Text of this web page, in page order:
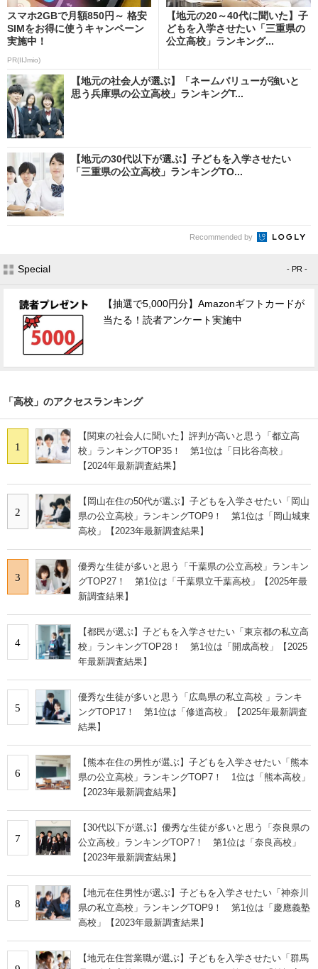
スマホ2GBで月額850円～ 格安
SIMをお得に使うキャンペーン
実施中！
PR(IIJmio)
【地元の20～40代に聞いた】子
どもを入学させたい「三重県の
公立高校」ランキング...
【地元の社会人が選ぶ】「ネームバリューが強いと
思う兵庫県の公立高校」ランキングT...
【地元の30代以下が選ぶ】子どもを入学させたい
「三重県の公立高校」ランキングTO...
Recommended by
Special - PR -
【抽選で5,000円分】Amazonギフトカードが
当たる！読者アンケート実施中
「高校」のアクセスランキング
1
【関東の社会人に聞いた】評判が高いと思う「都立高
校」ランキングTOP35！ 第1位は「日比谷高校」
【2024年最新調査結果】
2
【岡山在住の50代が選ぶ】子どもを入学させたい「岡山
県の公立高校」ランキングTOP9！ 第1位は「岡山城東
高校」【2023年最新調査結果】
3
優秀な生徒が多いと思う「千葉県の公立高校」ランキン
グTOP27！ 第1位は「千葉県立千葉高校」【2025年最
新調査結果】
4
【都民が選ぶ】子どもを入学させたい「東京都の私立高
校」ランキングTOP28！ 第1位は「開成高校」【2025
年最新調査結果】
5
優秀な生徒が多いと思う「広島県の私立高校 」ランキ
ングTOP17！ 第1位は「修道高校」【2025年最新調査
結果】
6
【熊本在住の男性が選ぶ】子どもを入学させたい「熊本
県の公立高校」ランキングTOP7！ 1位は「熊本高校」
【2023年最新調査結果】
7
【30代以下が選ぶ】優秀な生徒が多いと思う「奈良県の
公立高校」ランキングTOP7！ 第1位は「奈良高校」
【2023年最新調査結果】
8
【地元在住男性が選ぶ】子どもを入学させたい「神奈川
県の私立高校」ランキングTOP9！ 第1位は「慶應義塾
高校」【2023年最新調査結果】
【地元在住営業職が選ぶ】子どもを入学させたい「群馬